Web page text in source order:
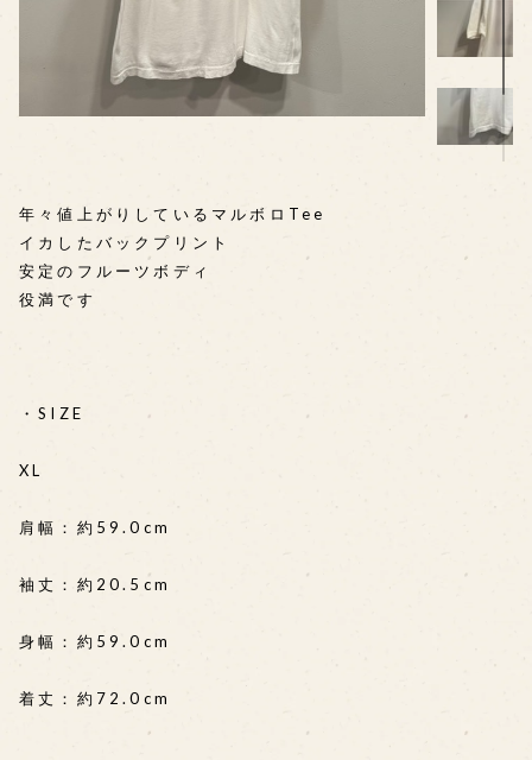
年々値上がりしているマルボロTee
イカしたバックプリント
安定のフルーツボディ
役満です
・SIZE
XL
肩幅：約59.0cm
袖丈：約20.5cm
身幅：約59.0cm
着丈：約72.0cm